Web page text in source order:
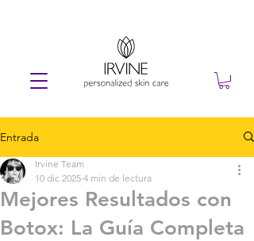
Entrada
Mejores Resultados con
Botox: La Guía Completa
Irvine Team
10 dic 2025 4 min de lectura